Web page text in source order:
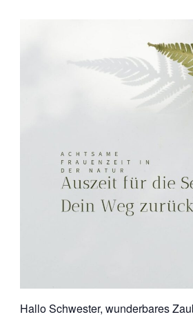
Hallo Schwester, wunderbares